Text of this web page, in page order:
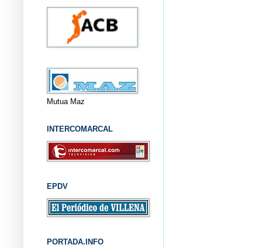
Mutua Maz
INTERCOMARCAL
EPDV
PORTADA.INFO